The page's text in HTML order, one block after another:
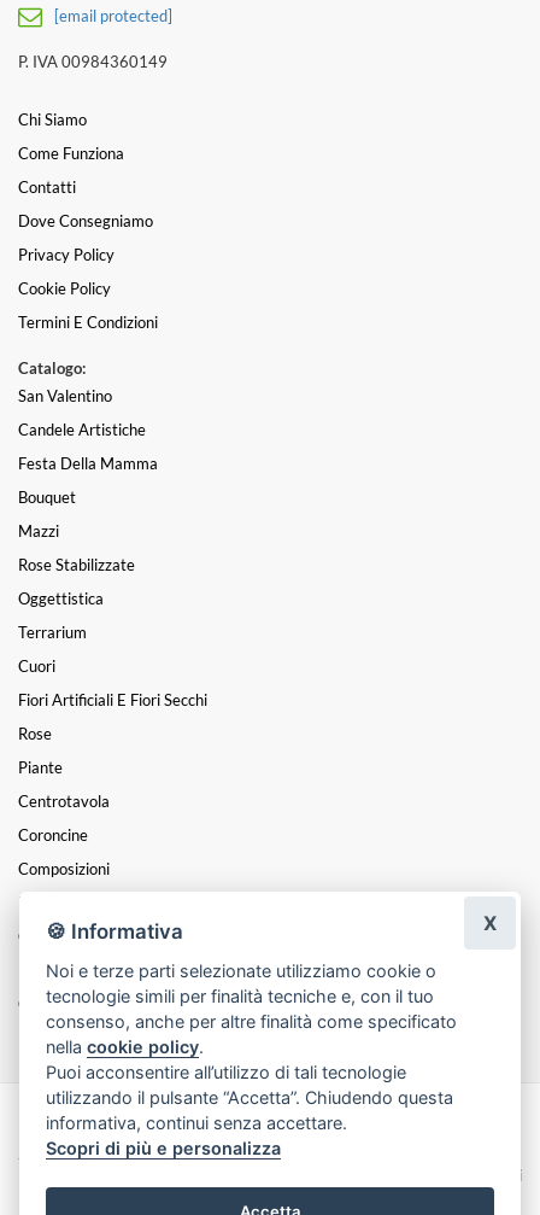
[email protected]
P. IVA 00984360149
Chi Siamo
Come Funziona
Contatti
Dove Consegniamo
Privacy Policy
Cookie Policy
Termini E Condizioni
Catalogo:
San Valentino
Candele Artistiche
Festa Della Mamma
Bouquet
Mazzi
Rose Stabilizzate
Oggettistica
Terrarium
Cuori
Fiori Artificiali E Fiori Secchi
Rose
Piante
Centrotavola
Coroncine
Composizioni
Natale
Cesti
Funebre
Oggettistica
Made with byInfoser.it- Realizzazione Siti ecommerce per Fioristi
2026
Termini e Condizioni
🍪 Informativa
Noi e terze parti selezionate utilizziamo cookie o
tecnologie simili per finalità tecniche e, con il tuo
consenso, anche per altre finalità come specificato
nellacookie policy.
Puoi acconsentire all’utilizzo di tali tecnologie
utilizzando il pulsante “Accetta”. Chiudendo questa
informativa, continui senza accettare.
Scopri di più e personalizza
X